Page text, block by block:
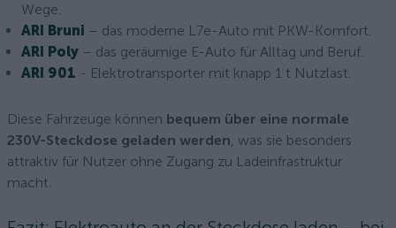
Wege.
ARI Bruni – das moderne L7e-Auto mit PKW-Komfort.
ARI Poly – das geräumige E-Auto für Alltag und Beruf.
ARI 901 - Elektrotransporter mit knapp 1 t Nutzlast.
Diese Fahrzeuge können bequem über eine normale
230V-Steckdose geladen werden, was sie besonders
attraktiv für Nutzer ohne Zugang zu Ladeinfrastruktur
macht.